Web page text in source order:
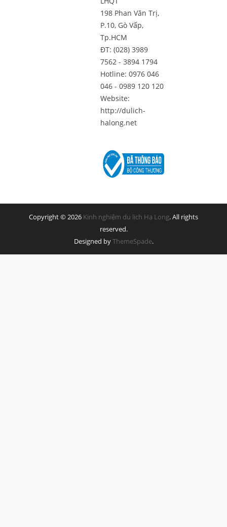
198 Phan Văn Trị,
P.10, Gò Vấp,
Tp.HCM
ĐT: (028) 3989
7562 - 3894 1794
Hotline: 0976 046
046 - 0989 120 120
Website:
http://dulich-
halong.net
Copyright © 2026 Kinh nghiệm du lịch Hạ Long. All rights
reserved.
Designed byThemeSpade.